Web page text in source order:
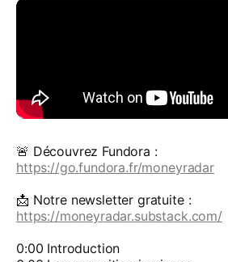
🚨 Découvrez Fundora :
https://go.fundora.fr/moneyradar
📩 Notre newsletter gratuite :
https://moneyradar.substack.com/
0:00 Introduction